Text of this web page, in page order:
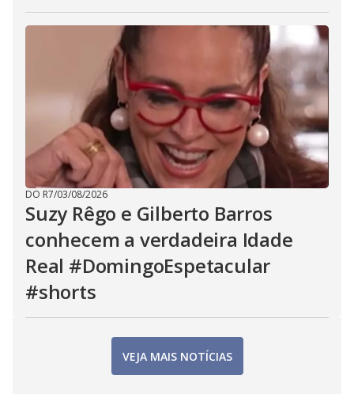
DO R7/03/08/2026
Suzy Rêgo e Gilberto Barros
conhecem a verdadeira Idade
Real #DomingoEspetacular
#shorts
VEJA MAIS NOTÍCIAS